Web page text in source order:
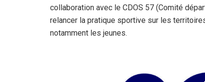
collaboration avec le CDOS 57 (Comité
relancer la pratique sportive sur les
notamment les jeunes.